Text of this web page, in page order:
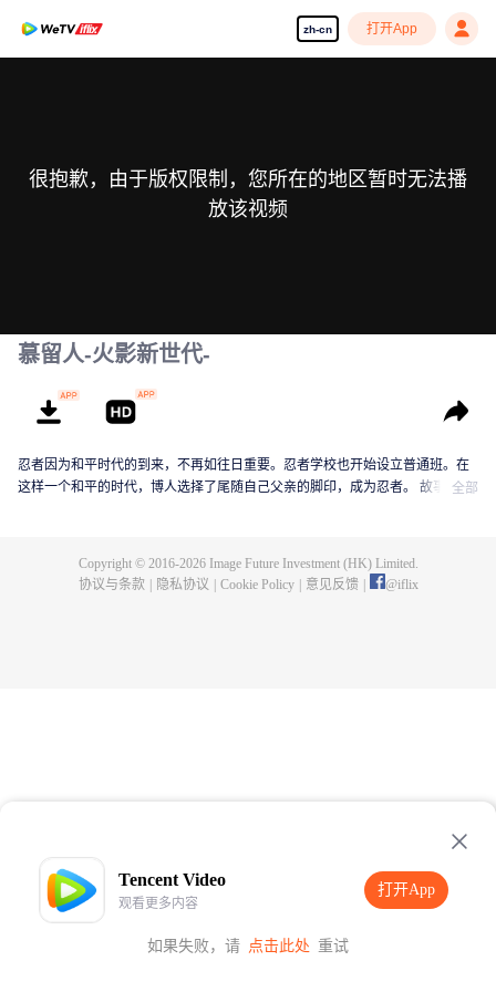
zh-cn 打开App
Tencent Video
观看更多内容
打开App
如果失败，请 点击此处 重试
打开App
很抱歉，由于版权限制，您所在的地区暂时无法播
放该视频
慕留人-火影新世代-
忍者因为和平时代的到来，不再如往日重要。忍者学校也开始设立普通班。在
这样一个和平的时代，博人选择了尾随自己父亲的脚印，成为忍者。 故事以这
全部
Copyright © 2016-2026Image Future Investment (HK) Limited.
协议与条款
隐私协议 Cookie Policy 意见反馈 @iflix